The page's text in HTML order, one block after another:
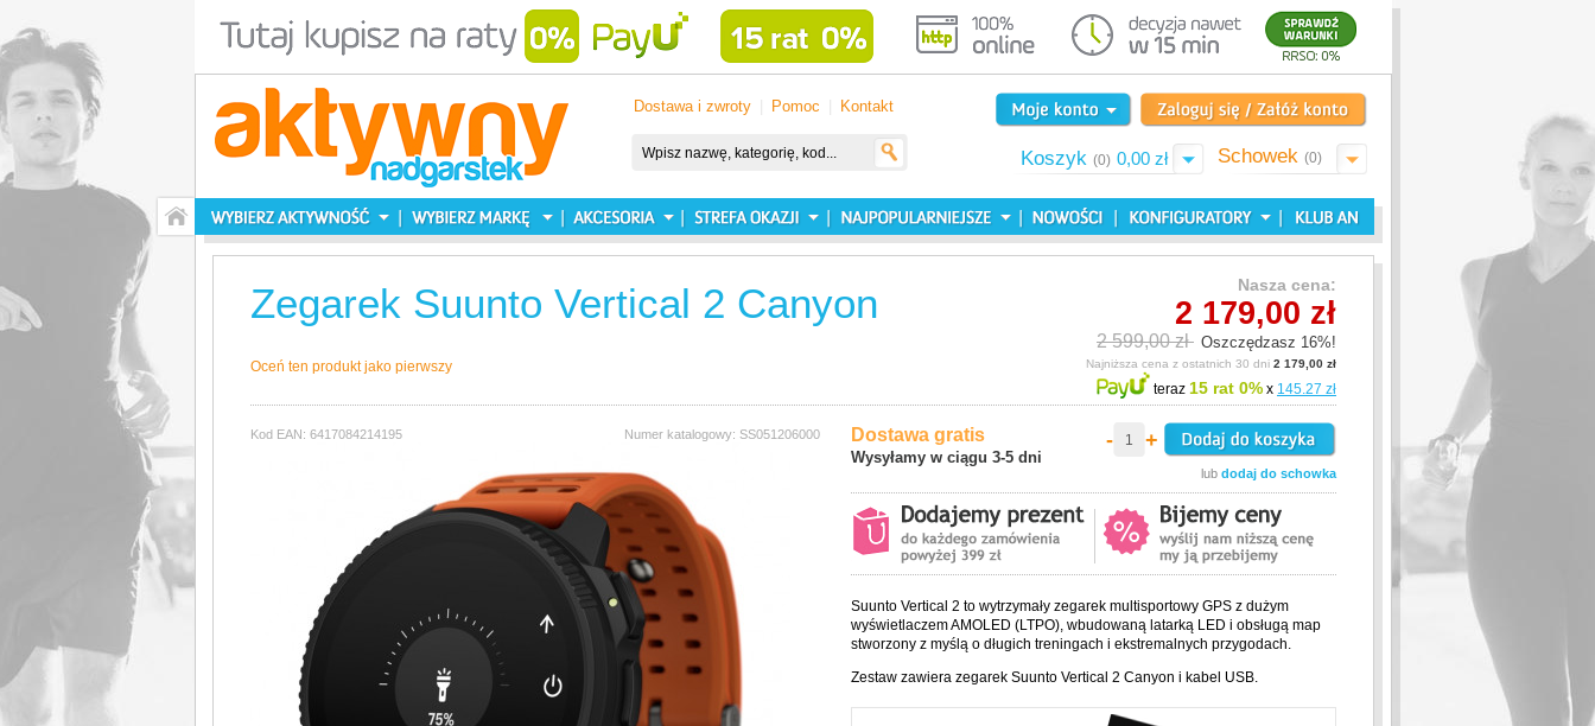
Dostawa i zwroty Pomoc Kontakt
Koszyk (0) 0,00 zł Schowek (0)
Nasza cena:
2 179,00 zł
2 599,00 zł Oszczędzasz 16%!
Najniższa cena z ostatnich 30 dni 2 179,00 zł
teraz 15 rat 0% x 145.27 zł
Zegarek Suunto Vertical 2 Canyon
Oceń ten produkt jako pierwszy
Dostawa gratis
Wysyłamy w ciągu 3-5 dni
- +
lub dodaj do schowka
Suunto Vertical 2 to wytrzymały zegarek multisportowy GPS z dużym
wyświetlaczem AMOLED (LTPO), wbudowaną latarką LED i obsługą map
stworzony z myślą o długich treningach i ekstremalnych przygodach.
Zestaw zawiera zegarek Suunto Vertical 2 Canyon i kabel USB.
Kod EAN: 6417084214195 Numer katalogowy: SS051206000